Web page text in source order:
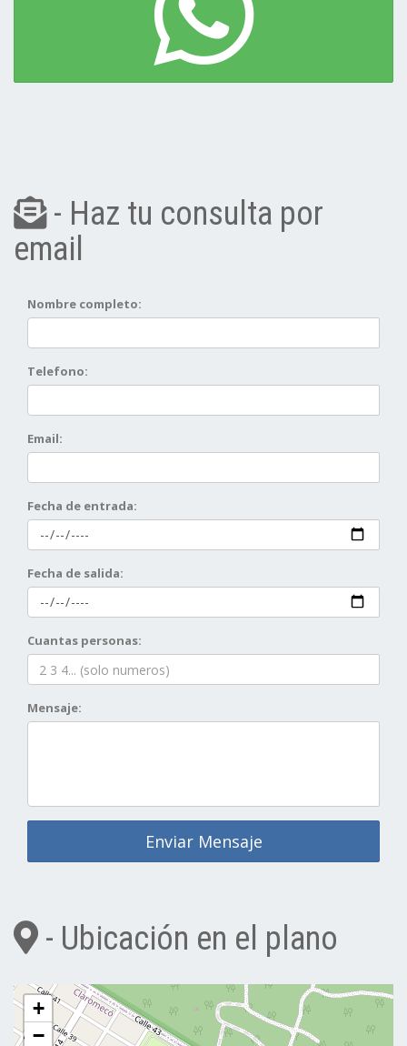
- Haz tu consulta por
email
Nombre completo:
Telefono:
Email:
Fecha de entrada:
Fecha de salida:
Cuantas personas:
Mensaje:
Enviar Mensaje
- Ubicación en el plano
+
−